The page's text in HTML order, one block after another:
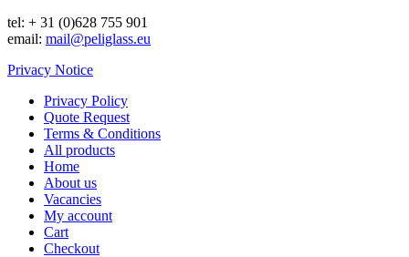
tel: + 31 (0)628 755 901
email: mail@peliglass.eu
Privacy Notice
Privacy Policy
Quote Request
Terms & Conditions
All products
Home
About us
Vacancies
My account
Cart
Checkout